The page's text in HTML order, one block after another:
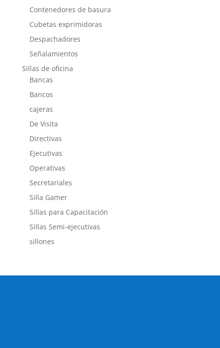
Contenedores de basura
Cubetas exprimidoras
Despachadores
Señalamientos
Sillas de oficina
Bancas
Bancos
cajeras
De Visita
Directivas
Ejecutivas
Operativas
Secretariales
Silla Gamer
Sillas para Capacitación
Sillas Semi-ejecutivas
sillones